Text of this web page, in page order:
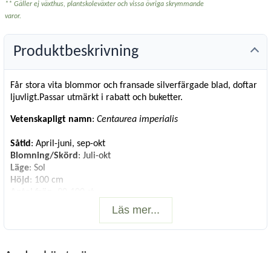
** Gäller ej växthus, plantskoleväxter och vissa övriga skrymmande
varor.
Produktbeskrivning
Får stora vita blommor och fransade silverfärgade blad, doftar
ljuvligt.Passar utmärkt i rabatt och buketter.
Vetenskapligt namn: Centaurea imperialis
Såtid: April-juni, sep-okt
Blomning/Skörd: Juli-okt
Läge: Sol
Höjd: 100 cm
Läs mer...